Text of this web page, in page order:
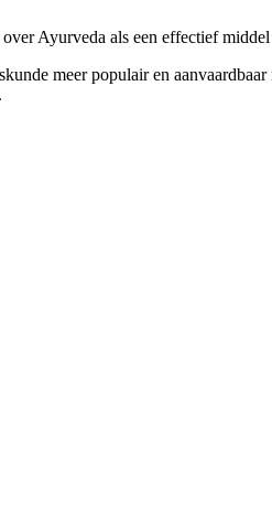
Ayurveda als een effectief
meer populair en